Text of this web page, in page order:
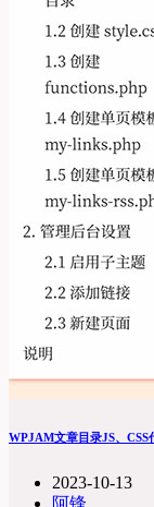
WPJAM文章目录JS、
2023-10-13
阿锋